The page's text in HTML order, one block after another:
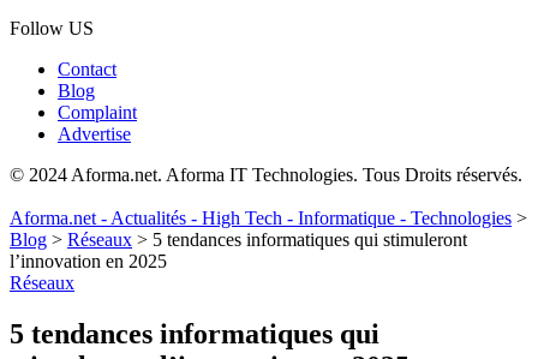
Follow US
Contact
Blog
Complaint
Advertise
© 2024 Aforma.net. Aforma IT Technologies. Tous Droits réservés.
Aforma.net - Actualités - High Tech - Informatique - Technologies >
Blog > Réseaux > 5 tendances informatiques qui stimuleront
l’innovation en 2025
Réseaux
5 tendances informatiques qui